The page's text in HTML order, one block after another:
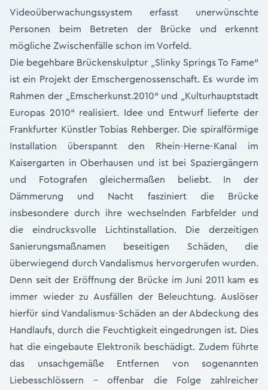
Videoüberwachungssystem erfasst unerwünschte
Personen beim Betreten der Brücke und erkennt
mögliche Zwischenfälle schon im Vorfeld.
Die begehbare Brückenskulptur „Slinky Springs To Fame“
ist ein Projekt der Emschergenossenschaft. Es wurde im
Rahmen der „Emscherkunst.2010“ und „Kulturhauptstadt
Europas 2010“ realisiert. Idee und Entwurf lieferte der
Frankfurter Künstler Tobias Rehberger. Die spiralförmige
Installation überspannt den Rhein-Herne-Kanal im
Kaisergarten in Oberhausen und ist bei Spaziergängern
und Fotografen gleichermaßen beliebt. In der
Dämmerung und Nacht fasziniert die Brücke
insbesondere durch ihre wechselnden Farbfelder und
die eindrucksvolle Lichtinstallation. Die derzeitigen
Sanierungsmaßnamen beseitigen Schäden, die
überwiegend durch Vandalismus hervorgerufen wurden.
Denn seit der Eröffnung der Brücke im Juni 2011 kam es
immer wieder zu Ausfällen der Beleuchtung. Auslöser
hierfür sind Vandalismus-Schäden an der Abdeckung des
Handlaufs, durch die Feuchtigkeit eingedrungen ist. Dies
hat die eingebaute Elektronik beschädigt. Zudem führte
das unsachgemäße Entfernen von sogenannten
Liebesschlössern – offenbar die Folge zahlreicher